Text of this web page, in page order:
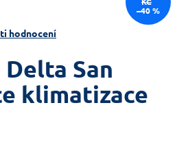
hodnocení
San
klimatizace
–40 %